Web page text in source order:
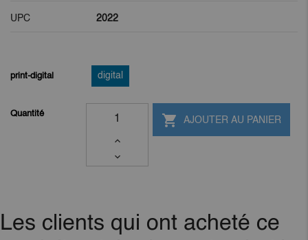
UPC 2022
print-digital digital
Quantité  AJOUTER AU PANIER
Les clients qui ont acheté ce